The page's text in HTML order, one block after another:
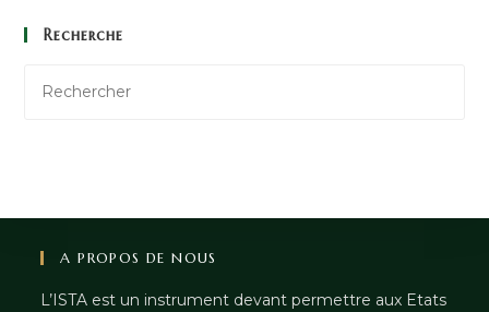
Recherche
A PROPOS DE NOUS
L’ISTA est un instrument devant permettre aux Etats